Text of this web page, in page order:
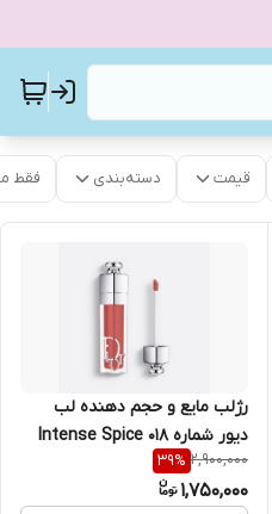
قیمت دسته‌بندی فقط
رژلب مایع و حجم دهنده لب
دیور شماره 018 Intense Spice
مستر كواليتي
2,900,000
39%
1,750,000